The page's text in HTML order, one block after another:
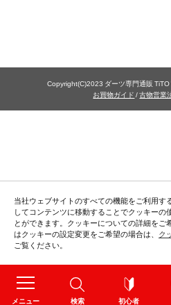
メニュー 検索 初心者
当社ウェブサイトのすべての機能をご利用す
してコンテンツに移動することでクッキーの
とができます。クッキーについての詳細をご
はクッキーの設定変更をご希望の場合は、 ク
ご覧ください。
Copyright(C)2023 ダーツ専門通販
お買物ガイド /古物営業